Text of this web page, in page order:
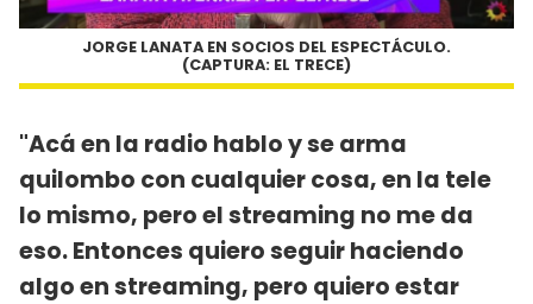
JORGE LANATA EN SOCIOS DEL ESPECTÁCULO.
(CAPTURA: EL TRECE)
"Acá en la radio hablo y se arma
quilombo con cualquier cosa, en la tele
lo mismo, pero el streaming no me da
eso. Entonces quiero seguir haciendo
algo en streaming, pero quiero estar